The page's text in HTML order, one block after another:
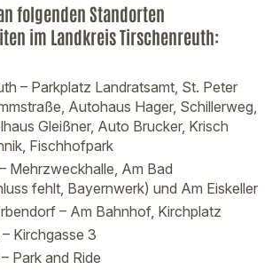
folgenden Standorten
im Landkreis Tirschenreuth:
– Parkplatz Landratsamt, St. Peter
Autohaus Hager, Schillerweg,
Gleißner, Auto Brucker, Krisch
Fischhofpark
Mehrzweckhalle, Am Bad
fehlt, Bayernwerk) und Am Eiskeller
– Am Bahnhof, Kirchplatz
Kirchgasse 3
Park and Ride